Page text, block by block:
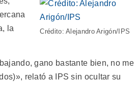
Crédito: Alejandro Arigón/IPS
la
gano bastante bien, no me
relató a IPS sin ocultar su